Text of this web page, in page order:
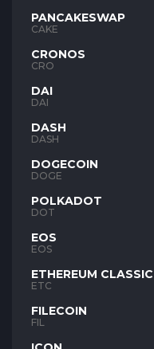
PANCAKESWAP
CAKE
CRONOS
CRO
DAI
DAI
DASH
DASH
DOGECOIN
DOGE
POLKADOT
DOT
EOS
EOS
ETHEREUM CLASSIC
ETC
FILECOIN
FIL